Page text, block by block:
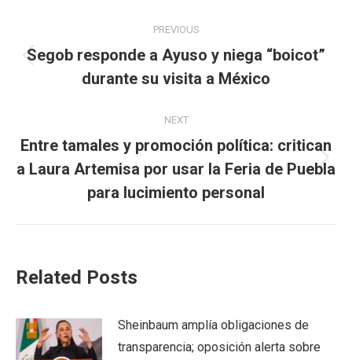
navigation
PREVIOUS
Previous
post:
Segob responde a Ayuso y niega “boicot”
durante su visita a México
NEXT
Next
post:
Entre tamales y promoción política: critican
a Laura Artemisa por usar la Feria de Puebla
para lucimiento personal
Related Posts
Sheinbaum amplía obligaciones de
transparencia; oposición alerta sobre